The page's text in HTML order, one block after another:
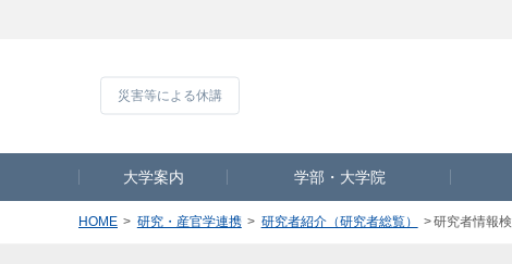
大学案内 学部・大学院
HOME 研究・産官学連携 研究者紹介（研究者総覧） 研究者情報